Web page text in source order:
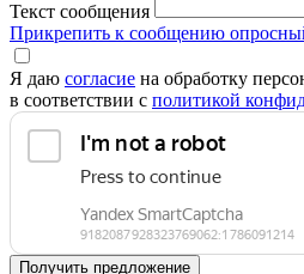
Текст сообщения
Прикрепить к сообщению
Я даю согласие на обработку
в соответствии с политикой